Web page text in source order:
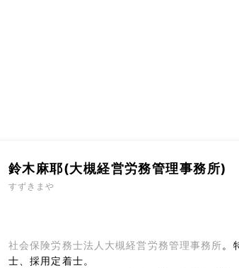
鈴木麻耶(大槻経営労務管理事務所)
すずきまや
社会保険労務士法人大槻経営労務管理事務所。
士、採用定着士。